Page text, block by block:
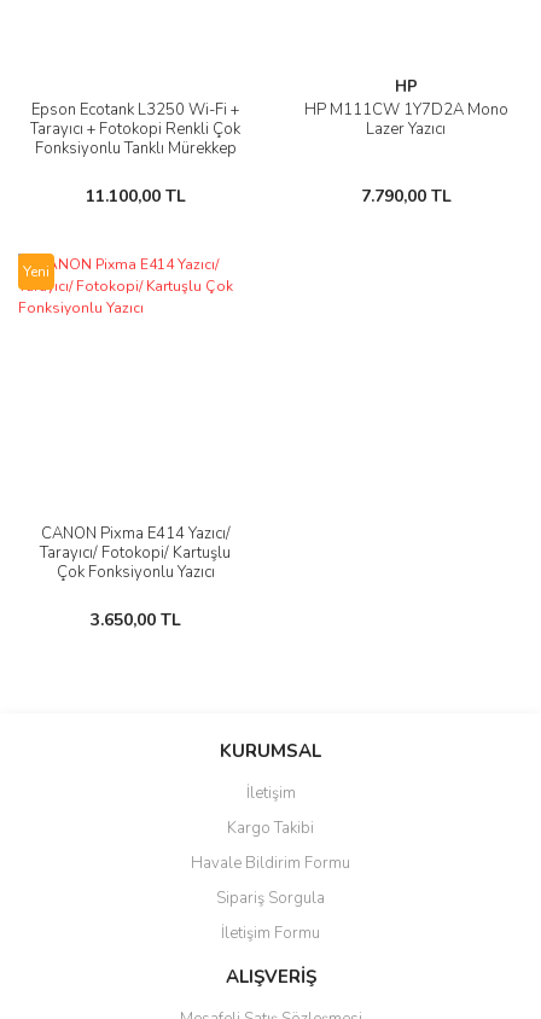
Epson Ecotank L3250 Wi-Fi +
Tarayıcı + Fotokopi Renkli Çok
Fonksiyonlu Tanklı Mürekkep
11.100,00 TL
HP
HP M111CW 1Y7D2A Mono
Lazer Yazıcı
7.790,00 TL
Yeni
CANON Pixma E414 Yazıcı/
Tarayıcı/ Fotokopi/ Kartuşlu
Çok Fonksiyonlu Yazıcı
3.650,00 TL
KURUMSAL
İletişim
Kargo Takibi
Havale Bildirim Formu
Sipariş Sorgula
İletişim Formu
ALIŞVERİŞ